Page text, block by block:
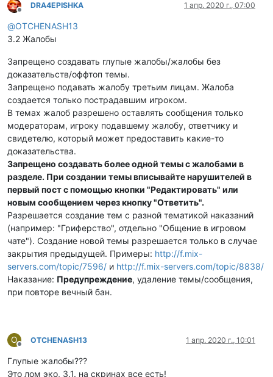
Не в сети
DRA4EPISHKA 1 апр. 2020 г., 07:00
@OTCHENASH13
3.2 Жалобы
Запрещено создавать глупые жалобы/жалобы без
доказательств/оффтоп темы.
Запрещено подавать жалобу третьим лицам. Жалоба
создается только пострадавшим игроком.
В темах жалоб разрешено оставлять сообщения только
модераторам, игроку подавшему жалобу, ответчику и
свидетелю, который может предоставить какие-то
доказательства.
Запрещено создавать более одной темы с жалобами в
разделе. При создании темы вписывайте нарушителей в
первый пост с помощью кнопки "Редактировать" или
новым сообщением через кнопку "Ответить".
Разрешается создание тем с разной тематикой наказаний
(например: "Гриферство", отдельно "Общение в игровом
чате"). Создание новой темы разрешается только в случае
закрытия предыдущей. Примеры: http://f.mix-
servers.com/topic/7596/ и http://f.mix-servers.com/topic/8838/
Наказание: Предупреждение, удаление темы/сообщения,
при повторе вечный бан.
O
Не в сети
OTCHENASH13 1 апр. 2020 г., 10:01
Глупые жалобы???
Это лом эко, 3.1. на скринах все есть!